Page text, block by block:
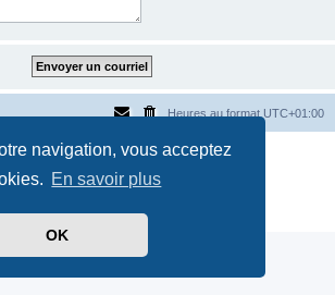
navigation, vous acceptez
En savoir plus
OK
Heures au format UTC+01:00
parphpBB® Forum Software © phpBB Limited
Traduit par
phpBB-fr.com
Style parSide-car club Français